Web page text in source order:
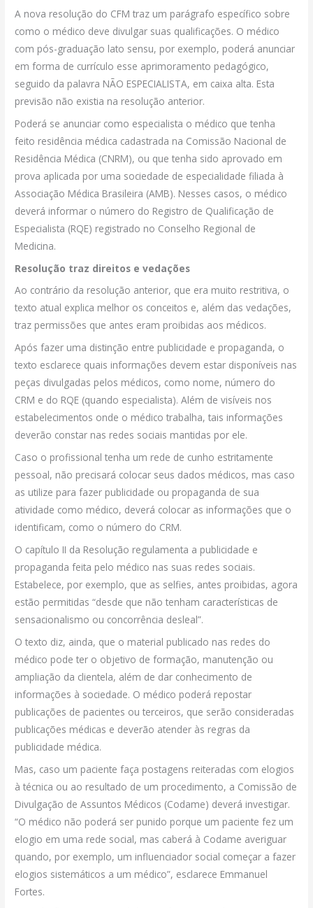
A nova resolução do CFM traz um parágrafo específico sobre
como o médico deve divulgar suas qualificações. O médico
com pós-graduação lato sensu, por exemplo, poderá anunciar
em forma de currículo esse aprimoramento pedagógico,
seguido da palavra NÃO ESPECIALISTA, em caixa alta. Esta
previsão não existia na resolução anterior.
Poderá se anunciar como especialista o médico que tenha
feito residência médica cadastrada na Comissão Nacional de
Residência Médica (CNRM), ou que tenha sido aprovado em
prova aplicada por uma sociedade de especialidade filiada à
Associação Médica Brasileira (AMB). Nesses casos, o médico
deverá informar o número do Registro de Qualificação de
Especialista (RQE) registrado no Conselho Regional de
Medicina.
Resolução traz direitos e vedações
Ao contrário da resolução anterior, que era muito restritiva, o
texto atual explica melhor os conceitos e, além das vedações,
traz permissões que antes eram proibidas aos médicos.
Após fazer uma distinção entre publicidade e propaganda, o
texto esclarece quais informações devem estar disponíveis nas
peças divulgadas pelos médicos, como nome, número do
CRM e do RQE (quando especialista). Além de visíveis nos
estabelecimentos onde o médico trabalha, tais informações
deverão constar nas redes sociais mantidas por ele.
Caso o profissional tenha um rede de cunho estritamente
pessoal, não precisará colocar seus dados médicos, mas caso
as utilize para fazer publicidade ou propaganda de sua
atividade como médico, deverá colocar as informações que o
identificam, como o número do CRM.
O capítulo II da Resolução regulamenta a publicidade e
propaganda feita pelo médico nas suas redes sociais.
Estabelece, por exemplo, que as selfies, antes proibidas, agora
estão permitidas “desde que não tenham características de
sensacionalismo ou concorrência desleal”.
O texto diz, ainda, que o material publicado nas redes do
médico pode ter o objetivo de formação, manutenção ou
ampliação da clientela, além de dar conhecimento de
informações à sociedade. O médico poderá repostar
publicações de pacientes ou terceiros, que serão consideradas
publicações médicas e deverão atender às regras da
publicidade médica.
Mas, caso um paciente faça postagens reiteradas com elogios
à técnica ou ao resultado de um procedimento, a Comissão de
Divulgação de Assuntos Médicos (Codame) deverá investigar.
“O médico não poderá ser punido porque um paciente fez um
elogio em uma rede social, mas caberá à Codame averiguar
quando, por exemplo, um influenciador social começar a fazer
elogios sistemáticos a um médico”, esclarece Emmanuel
Fortes.